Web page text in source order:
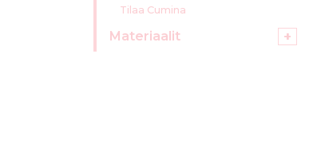
Tilaa Cumina
Materiaalit